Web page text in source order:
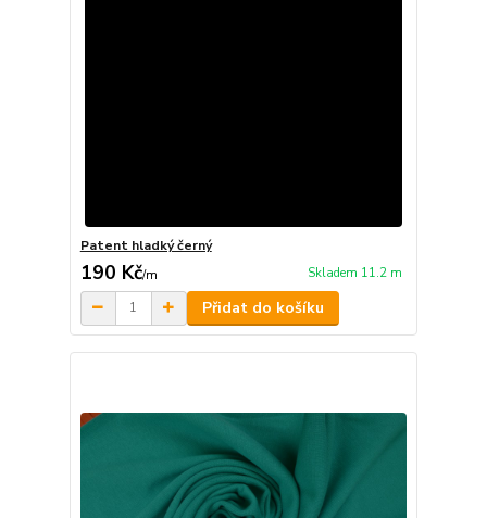
Patent hladký černý
190 Kč/m Skladem 11.2 m
Přidat do košíku